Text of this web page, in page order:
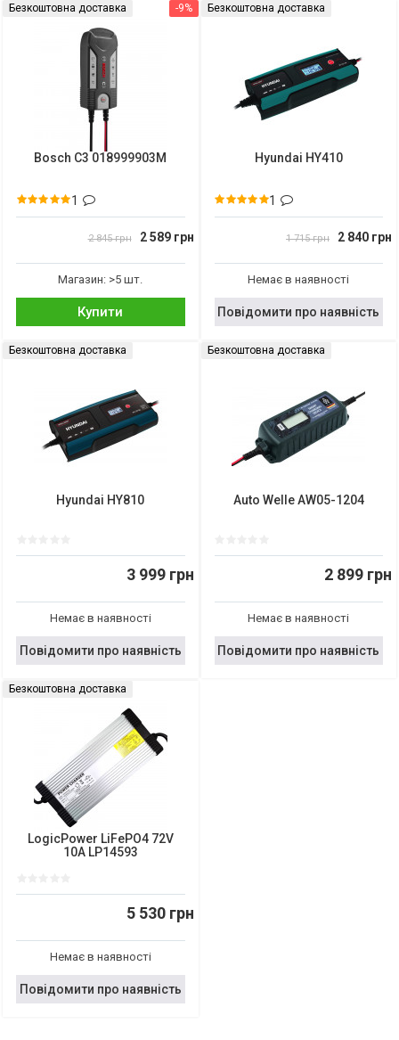
-9%
Безкоштовна доставка
Bosch C3 018999903M
1
2 845 грн 2 589 грн
Магазин: >5 шт.
Купити
Безкоштовна доставка
Hyundai HY410
1
1 715 грн 2 840 грн
Немає в наявності
Повідомити про наявність
Безкоштовна доставка
Hyundai HY810
3 999 грн
Немає в наявності
Повідомити про наявність
Безкоштовна доставка
Auto Welle AW05-1204
2 899 грн
Немає в наявності
Повідомити про наявність
Безкоштовна доставка
LogicPower LiFePO4 72V
10A LP14593
5 530 грн
Немає в наявності
Повідомити про наявність